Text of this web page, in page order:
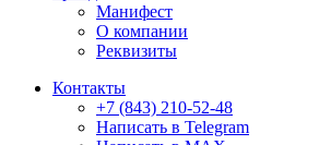
Манифест
О компании
Реквизиты
Контакты
+7 (843) 210-52-48
Написать в Telegram